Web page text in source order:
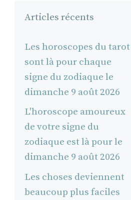
Articles récents
Les horoscopes du tarot
sont là pour chaque
signe du zodiaque le
dimanche 9 août 2026
L'horoscope amoureux
de votre signe du
zodiaque est là pour le
dimanche 9 août 2026
Les choses deviennent
beaucoup plus faciles